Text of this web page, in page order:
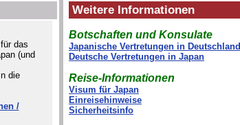
das
(und
die
/
Weitere Informationen
Botschaften und Konsulate
Japanische Vertretungen in Deutschland
Deutsche Vertretungen in Japan
Reise-Informationen
Visum für Japan
Einreisehinweise
Sicherheitsinfo